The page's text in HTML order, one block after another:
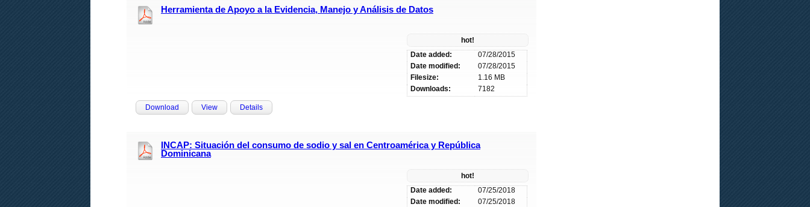
Herramienta de Apoyo a la Evidencia, Manejo y Análisis de Datos
hot!
Date added:
07/28/2015
Date modified:
07/28/2015
Filesize:
1.16 MB
Downloads:
7182
Download View Details
INCAP: Situación del consumo de sodio y sal en Centroamérica y República
Dominicana
hot!
Date added:
07/25/2018
Date modified:
07/25/2018